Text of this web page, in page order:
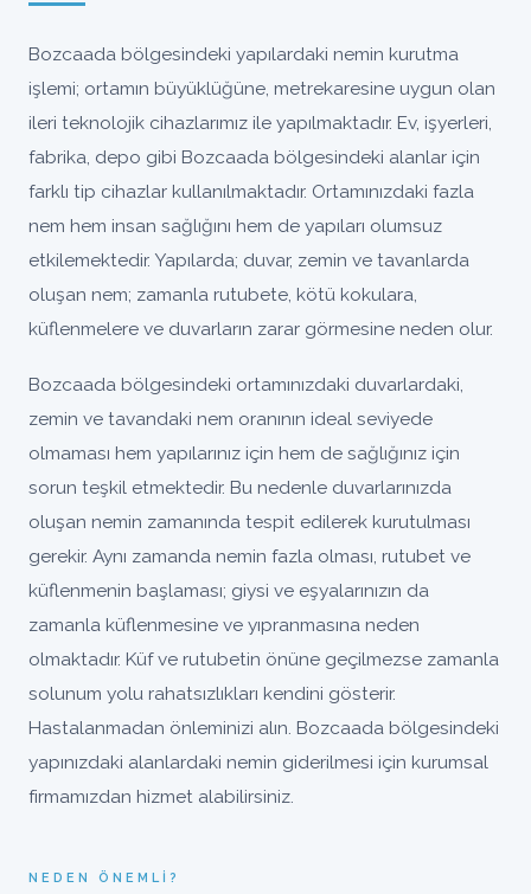
Bozcaada bölgesindeki yapılardaki nemin kurutma
işlemi; ortamın büyüklüğüne, metrekaresine uygun olan
ileri teknolojik cihazlarımız ile yapılmaktadır. Ev, işyerleri,
fabrika, depo gibi Bozcaada bölgesindeki alanlar için
farklı tip cihazlar kullanılmaktadır. Ortamınızdaki fazla
nem hem insan sağlığını hem de yapıları olumsuz
etkilemektedir. Yapılarda; duvar, zemin ve tavanlarda
oluşan nem; zamanla rutubete, kötü kokulara,
küflenmelere ve duvarların zarar görmesine neden olur.
Bozcaada bölgesindeki ortamınızdaki duvarlardaki,
zemin ve tavandaki nem oranının ideal seviyede
olmaması hem yapılarınız için hem de sağlığınız için
sorun teşkil etmektedir. Bu nedenle duvarlarınızda
oluşan nemin zamanında tespit edilerek kurutulması
gerekir. Aynı zamanda nemin fazla olması, rutubet ve
küflenmenin başlaması; giysi ve eşyalarınızın da
zamanla küflenmesine ve yıpranmasına neden
olmaktadır. Küf ve rutubetin önüne geçilmezse zamanla
solunum yolu rahatsızlıkları kendini gösterir.
Hastalanmadan önleminizi alın. Bozcaada bölgesindeki
yapınızdaki alanlardaki nemin giderilmesi için kurumsal
firmamızdan hizmet alabilirsiniz.
NEDEN ÖNEMLI?